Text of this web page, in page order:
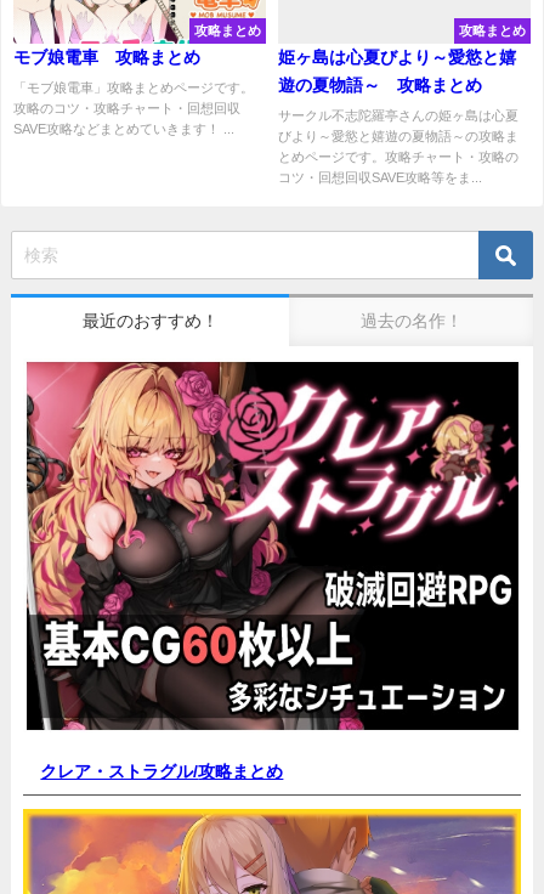
攻略まとめ
モブ娘電車 攻略まとめ
「モブ娘電車」攻略まとめページです。
攻略のコツ・攻略チャート・回想回収
SAVE攻略などまとめていきます！ ...
攻略まとめ
姫ヶ島は心夏びより～愛慾と嬉
遊の夏物語～ 攻略まとめ
サークル不志陀羅亭さんの姫ヶ島は心夏
びより～愛慾と嬉遊の夏物語～の攻略ま
とめページです。攻略チャート・攻略の
コツ・回想回収SAVE攻略等をま...
最近のおすすめ！ 過去の名作！
クレア・ストラグル/攻略まとめ